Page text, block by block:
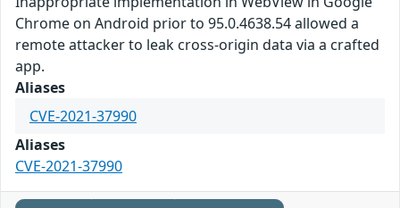
Chrome on Android prior to 95.0.4638.54 allowed a
remote attacker to leak cross-origin data via a crafted
app.
Aliases
CVE-2021-37990
Aliases
CVE-2021-37990